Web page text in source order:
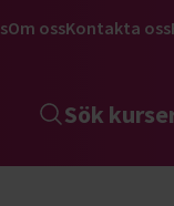
Om ossKontakta oss
Sök